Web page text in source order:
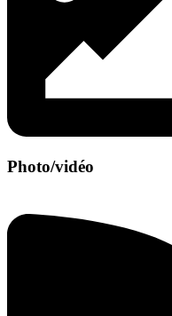
Photo/vidéo